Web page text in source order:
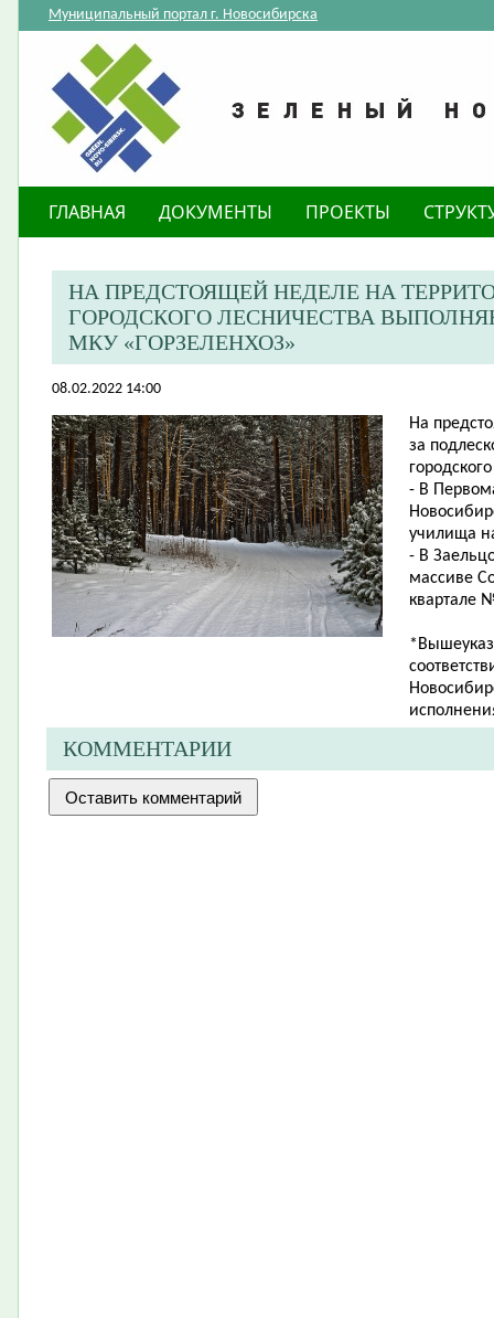
Муниципальный портал г. Новосибирска
ГЛАВНАЯ ДОКУМЕНТЫ ПРОЕКТЫ
НА ПРЕДСТОЯЩЕЙ НЕДЕЛЕ НА
ГОРОДСКОГО ЛЕСНИЧЕСТВА
МКУ «ГОРЗЕЛЕНХОЗ»
08.02.2022 14:00
На
за
- В
училища
- В
массиве
квартале
КОММЕНТАРИИ